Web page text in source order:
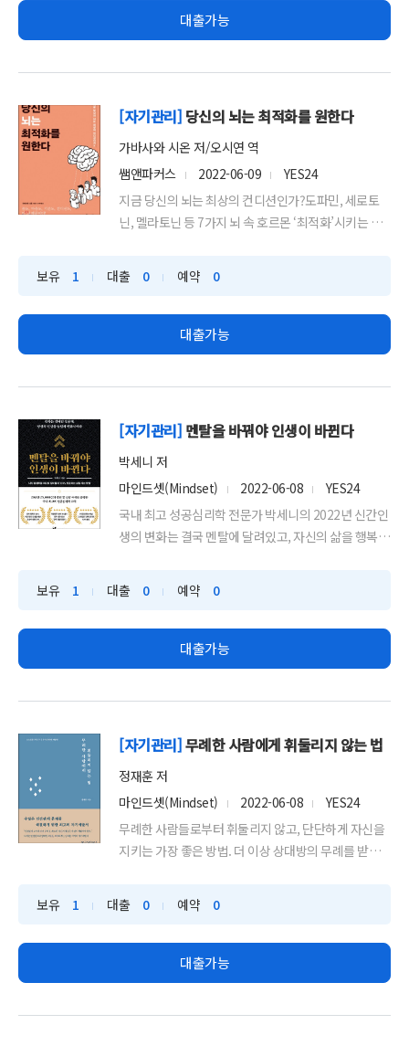
대출가능
[자기관리] 당신의 뇌는 최적화를 원한다
가바사와 시온 저/오시연 역
쌤앤파커스
2022-06-09
YES24
지금 당신의 뇌는 최상의 컨디션인가?도파민, 세로토
닌, 멜라토닌 등 7가지 뇌 속 호르몬 ‘최적화’시키는 구
보유
1 대출 0 예약 0
대출가능
[자기관리] 멘탈을 바꿔야 인생이 바뀐다
박세니 저
마인드셋(Mindset)
2022-06-08
YES24
국내 최고 성공심리학 전문가 박세니의 2022년 신간인
생의 변화는 결국 멘탈에 달려있고, 자신의 삶을 행복하
보유
1 대출 0 예약 0
대출가능
[자기관리]무례한 사람에게 휘둘리지 않는 법
정재훈 저
마인드셋(Mindset)
2022-06-08
YES24
무례한 사람들로부터 휘둘리지 않고, 단단하게 자신을
지키는 가장 좋은 방법. 더 이상 상대방의 무례를 받아
보유
1 대출 0 예약 0
대출가능